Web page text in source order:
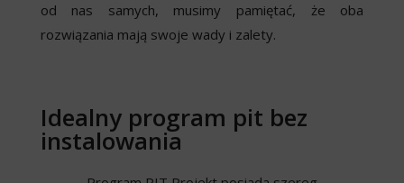
od nas samych, musimy pamiętać, że oba
rozwiązania mają swoje wady i zalety.
Idealny program pit bez
instalowania